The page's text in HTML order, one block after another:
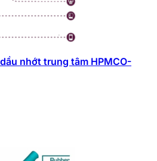
nhớt trung tâm HPMCO-